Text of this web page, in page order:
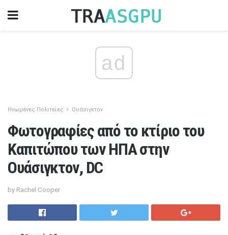
ad
Ηνωμένες Πολιτείες Ουάσιγκτον
Φωτογραφίες από το κτίριο του
Καπιτώπου των ΗΠΑ στην
Ουάσιγκτον, DC
by Rachel Cooper